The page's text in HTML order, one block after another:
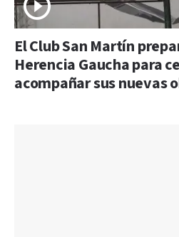
El Club San Martín
Herencia Gaucha para
acompañar sus nuevas